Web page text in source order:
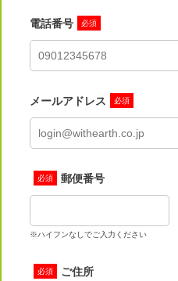
電話番号 必須
メールアドレス 必須
必須 郵便番号
※ハイフンなしでご入力ください
必須 ご住所